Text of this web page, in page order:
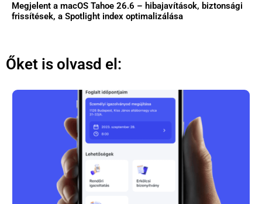
Megjelent a macOS Tahoe 26.6 – hibajavítások, biztonsági
frissítések, a Spotlight index optimalizálása
Őket is olvasd el: